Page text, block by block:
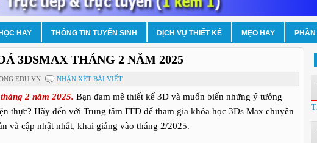
HAY THÔNG TIN TUYỂN SINH DỊCH VỤ THIẾT KẾ MẸO HAY PHẦN
3DSMAX THÁNG 2 NĂM 2025
NHẬN XÉT BÀI VIẾT
2 năm 2025. Bạn đam mê thiết kế 3D và muốn biến những ý tưởng
thực? Hãy đến với Trung tâm FFD để tham gia khóa học 3Ds Max chuyên
và cập nhật nhất, khai giảng vào tháng 2/2025.